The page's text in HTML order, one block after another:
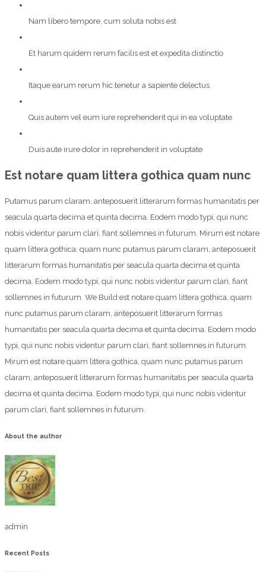
Nam libero tempore, cum soluta nobis est
Et harum quidem rerum facilis est et expedita distinctio
Itaque earum rerum hic tenetur a sapiente delectus
Quis autem vel eum iure reprehenderit qui in ea voluptate
Duis aute irure dolor in reprehenderit in voluptate
Est notare quam littera gothica quam nunc
Putamus parum claram, anteposuerit litterarum formas humanitatis per
seacula quarta decima et quinta decima. Eodem modo typi, qui nunc
nobis videntur parum clari, fiant sollemnes in futurum. Mirum est notare
quam littera gothica, quam nunc putamus parum claram, anteposuerit
litterarum formas humanitatis per seacula quarta decima et quinta
decima. Eodem modo typi, qui nunc nobis videntur parum clari, fiant
sollemnes in futurum. We Build est notare quam littera gothica, quam
nunc putamus parum claram, anteposuerit litterarum formas
humanitatis per seacula quarta decima et quinta decima. Eodem modo
typi, qui nunc nobis videntur parum clari, fiant sollemnes in futurum.
Mirum est notare quam littera gothica, quam nunc putamus parum
claram, anteposuerit litterarum formas humanitatis per seacula quarta
decima et quinta decima. Eodem modo typi, qui nunc nobis videntur
parum clari, fiant sollemnes in futurum.
About the author
admin
Recent Posts